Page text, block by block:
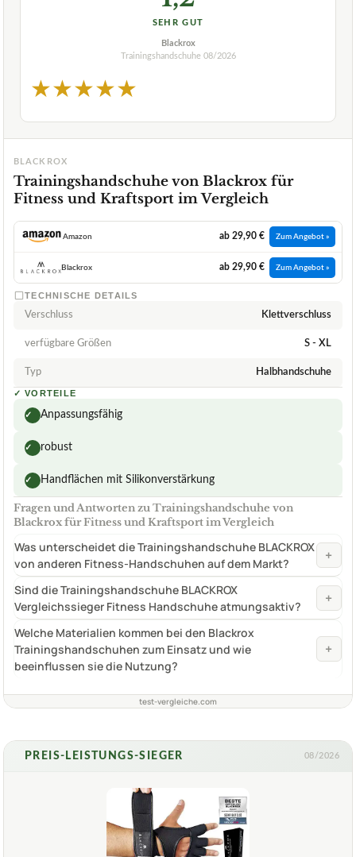
SEHR GUT
Blackrox
Trainingshandschuhe 08/2026
★★★★★
BLACKROX
Trainingshandschuhe von Blackrox für
Fitness und Kraftsport im Vergleich
Amazon ab 29,90 € Zum Angebot »
Blackrox ab 29,90 € Zum Angebot »
TECHNISCHE DETAILS
Verschluss Klettverschluss
verfügbare Größen S - XL
Typ Halbhandschuhe
✓ VORTEILE
✓ Anpassungsfähig
✓ robust
✓ Handflächen mit Silikonverstärkung
Fragen und Antworten zu Trainingshandschuhe von
Blackrox für Fitness und Kraftsport im Vergleich
Was unterscheidet die Trainingshandschuhe BLACKROX
von anderen Fitness-Handschuhen auf dem Markt?
+
Sind die Trainingshandschuhe BLACKROX
Vergleichssieger Fitness Handschuhe atmungsaktiv?
+
Welche Materialien kommen bei den Blackrox
Trainingshandschuhen zum Einsatz und wie
beeinflussen sie die Nutzung?
+
test-vergleiche.com
PREIS-LEISTUNGS-SIEGER 08/2026